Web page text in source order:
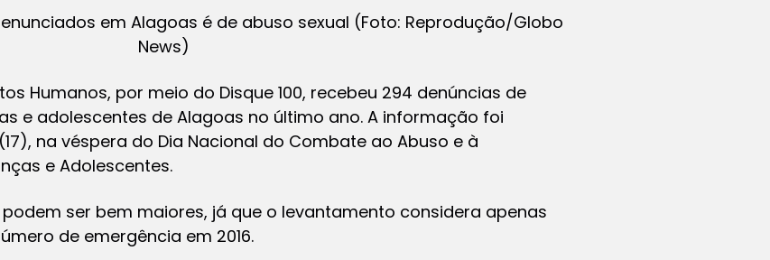
em Alagoas é de abuso sexual (Foto: Reprodução/Globo
News)
Humanos, por meio do Disque 100, recebeu 294 denúncias de
e adolescentes de Alagoas no último ano. A informação foi
na véspera do Dia Nacional do Combate ao Abuso e à
e Adolescentes.
ser bem maiores, já que o levantamento considera apenas
de emergência em 2016.